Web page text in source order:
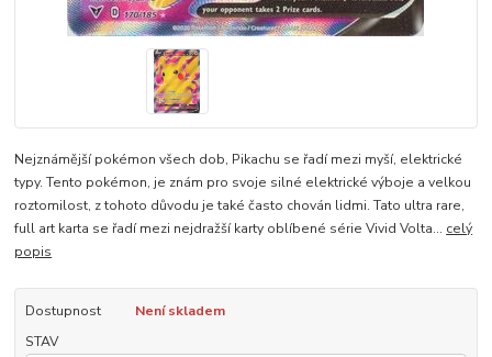
Nejznámější pokémon všech dob, Pikachu se řadí mezi myší, elektrické
typy. Tento pokémon, je znám pro svoje silné elektrické výboje a velkou
roztomilost, z tohoto důvodu je také často chován lidmi. Tato ultra rare,
full art karta se řadí mezi nejdražší karty oblíbené série Vivid Volta... celý
popis
Dostupnost
Není skladem
STAV